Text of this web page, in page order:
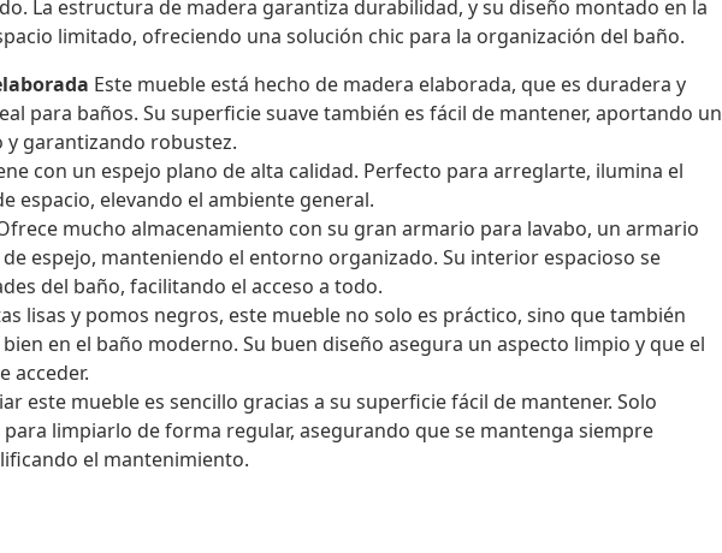
La estructura de madera garantiza durabilidad, y su diseño montado en la
limitado, ofreciendo una solución chic para la organización del baño.
Este mueble está hecho de madera elaborada, que es duradera y
para baños. Su superficie suave también es fácil de mantener, aportando un
garantizando robustez.
con un espejo plano de alta calidad. Perfecto para arreglarte, ilumina el
espacio, elevando el ambiente general.
mucho almacenamiento con su gran armario para lavabo, un armario
espejo, manteniendo el entorno organizado. Su interior espacioso se
del baño, facilitando el acceso a todo.
lisas y pomos negros, este mueble no solo es práctico, sino que también
en el baño moderno. Su buen diseño asegura un aspecto limpio y que el
acceder.
este mueble es sencillo gracias a su superficie fácil de mantener. Solo
limpiarlo de forma regular, asegurando que se mantenga siempre
el mantenimiento.